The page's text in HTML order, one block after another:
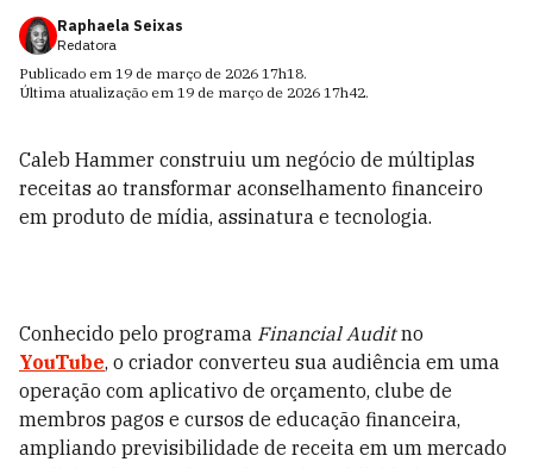
Raphaela Seixas
Redatora
Publicado em 19 de março de 2026 17h18.
Última atualização em 19 de março de 2026 17h42.
Caleb Hammer construiu um negócio de múltiplas
receitas ao transformar aconselhamento financeiro
em produto de mídia, assinatura e tecnologia.
Conhecido pelo programa Financial Auditno
YouTube, o criador converteu sua audiência em uma
operação com aplicativo de orçamento, clube de
membros pagos e cursos de educação financeira,
ampliando previsibilidade de receita em um mercado